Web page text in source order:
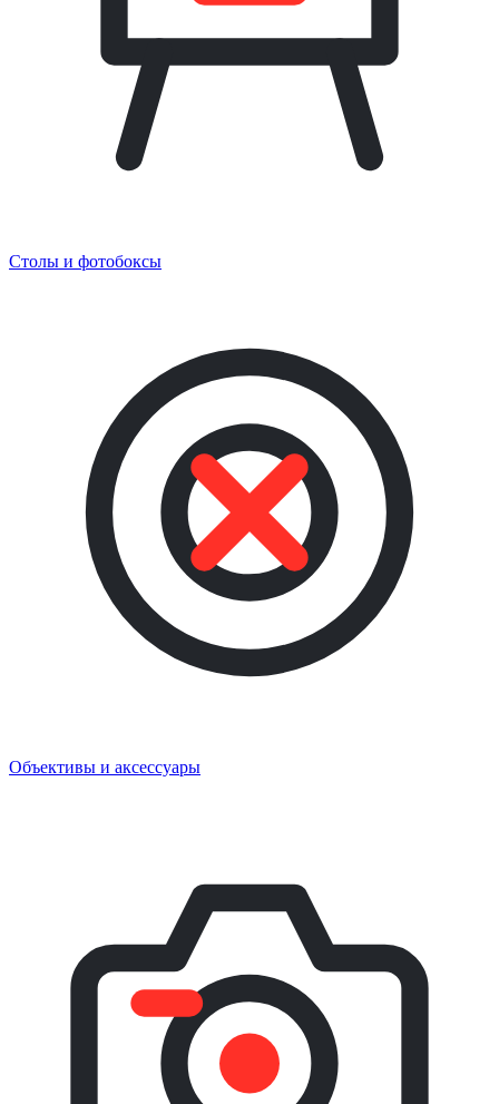
Столы и фотобоксы
Объективы и аксессуары